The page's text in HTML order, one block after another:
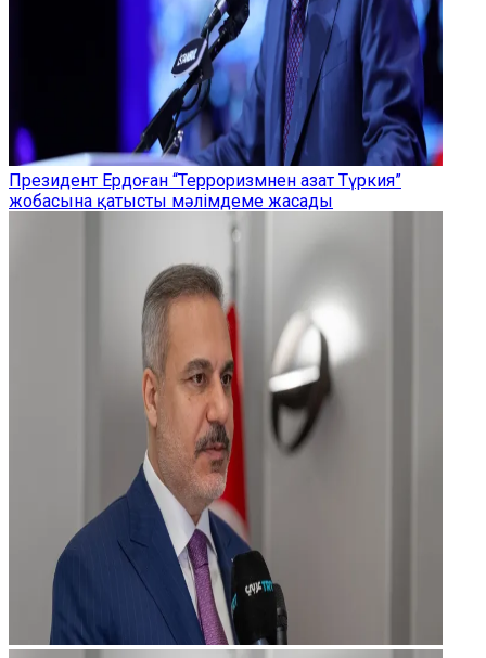
Президент Ердоған “Терроризмнен азат Түркия”
жобасына қатысты мәлімдеме жасады